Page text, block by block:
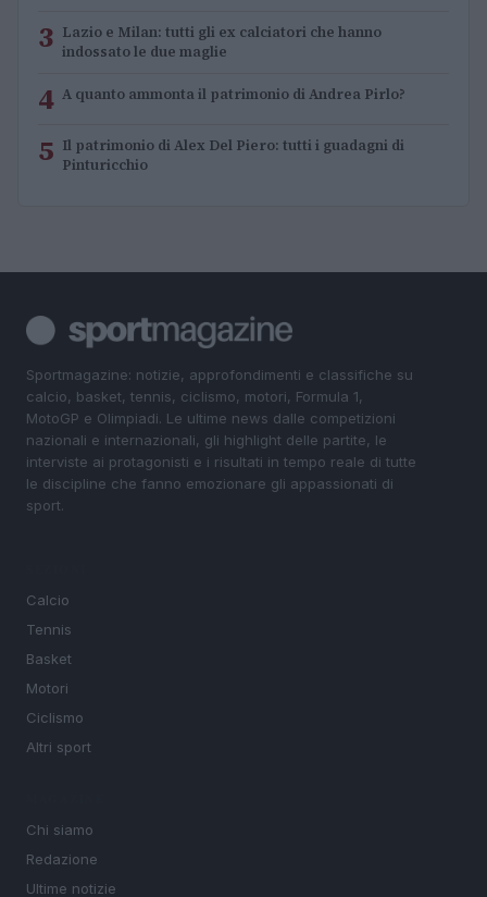
3 Lazio e Milan: tutti gli ex calciatori che hanno
indossato le due maglie
4 A quanto ammonta il patrimonio di Andrea Pirlo?
5 Il patrimonio di Alex Del Piero: tutti i guadagni di
Pinturicchio
Sportmagazine: notizie, approfondimenti e classifiche su
calcio, basket, tennis, ciclismo, motori, Formula 1,
MotoGP e Olimpiadi. Le ultime news dalle competizioni
nazionali e internazionali, gli highlight delle partite, le
interviste ai protagonisti e i risultati in tempo reale di tutte
le discipline che fanno emozionare gli appassionati di
sport.
Calcio
Tennis
Basket
Motori
Ciclismo
Altri sport
Chi siamo
Redazione
Ultime notizie